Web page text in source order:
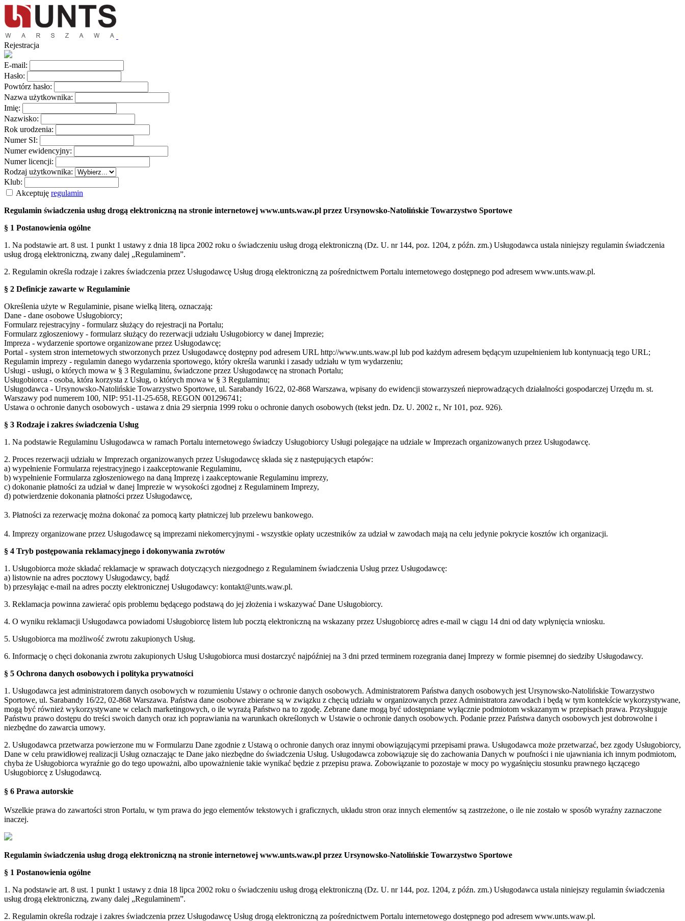
Rejestracja
E-mail:
Hasło:
Powtórz hasło:
Nazwa użytkownika:
Imię:
Nazwisko:
Rok urodzenia:
Numer SI:
Numer ewidencyjny:
Numer licencji:
Rodzaj użytkownika:
Klub:
Akceptuję regulamin
Regulamin świadczenia usług drogą elektroniczną na stronie internetowej www.unts.waw.pl przez Ursynowsko-Natolińskie Towarzystwo Sportowe
§ 1 Postanowienia ogólne
1. Na podstawie art. 8 ust. 1 punkt 1 ustawy z dnia 18 lipca 2002 roku o świadczeniu usług drogą elektroniczną (Dz. U. nr 144, poz. 1204, z późn. zm.) Usługodawca ustala niniejszy regulamin świadczenia
usług drogą elektroniczną, zwany dalej „Regulaminem”.
2. Regulamin określa rodzaje i zakres świadczenia przez Usługodawcę Usług drogą elektroniczną za pośrednictwem Portalu internetowego dostępnego pod adresem www.unts.waw.pl.
§ 2 Definicje zawarte w Regulaminie
Określenia użyte w Regulaminie, pisane wielką literą, oznaczają:
Dane - dane osobowe Usługobiorcy;
Formularz rejestracyjny - formularz służący do rejestracji na Portalu;
Formularz zgłoszeniowy - formularz służący do rezerwacji udziału Usługobiorcy w danej Imprezie;
Impreza - wydarzenie sportowe organizowane przez Usługodawcę;
Portal - system stron internetowych stworzonych przez Usługodawcę dostępny pod adresem URL http://www.unts.waw.pl lub pod każdym adresem będącym uzupełnieniem lub kontynuacją tego URL;
Regulamin imprezy - regulamin danego wydarzenia sportowego, który określa warunki i zasady udziału w tym wydarzeniu;
Usługi - usługi, o których mowa w § 3 Regulaminu, świadczone przez Usługodawcę na stronach Portalu;
Usługobiorca - osoba, która korzysta z Usług, o których mowa w § 3 Regulaminu;
Usługodawca - Ursynowsko-Natolińskie Towarzystwo Sportowe, ul. Sarabandy 16/22, 02-868 Warszawa, wpisany do ewidencji stowarzyszeń nieprowadzących działalności gospodarczej Urzędu m. st.
Warszawy pod numerem 100, NIP: 951-11-25-658, REGON 001296741;
Ustawa o ochronie danych osobowych - ustawa z dnia 29 sierpnia 1999 roku o ochronie danych osobowych (tekst jedn. Dz. U. 2002 r., Nr 101, poz. 926).
§ 3 Rodzaje i zakres świadczenia Usług
1. Na podstawie Regulaminu Usługodawca w ramach Portalu internetowego świadczy Usługobiorcy Usługi polegające na udziale w Imprezach organizowanych przez Usługodawcę.
2. Proces rezerwacji udziału w Imprezach organizowanych przez Usługodawcę składa się z następujących etapów:
a) wypełnienie Formularza rejestracyjnego i zaakceptowanie Regulaminu,
b) wypełnienie Formularza zgłoszeniowego na daną Imprezę i zaakceptowanie Regulaminu imprezy,
c) dokonanie płatności za udział w danej Imprezie w wysokości zgodnej z Regulaminem Imprezy,
d) potwierdzenie dokonania płatności przez Usługodawcę,
3. Płatności za rezerwację można dokonać za pomocą karty płatniczej lub przelewu bankowego.
4. Imprezy organizowane przez Usługodawcę są imprezami niekomercyjnymi - wszystkie opłaty uczestników za udział w zawodach mają na celu jedynie pokrycie kosztów ich organizacji.
§ 4 Tryb postępowania reklamacyjnego i dokonywania zwrotów
1. Usługobiorca może składać reklamacje w sprawach dotyczących niezgodnego z Regulaminem świadczenia Usług przez Usługodawcę:
a) listownie na adres pocztowy Usługodawcy, bądź
b) przesyłając e-mail na adres poczty elektronicznej Usługodawcy: kontakt@unts.waw.pl.
3. Reklamacja powinna zawierać opis problemu będącego podstawą do jej złożenia i wskazywać Dane Usługobiorcy.
4. O wyniku reklamacji Usługodawca powiadomi Usługobiorcę listem lub pocztą elektroniczną na wskazany przez Usługobiorcę adres e-mail w ciągu 14 dni od daty wpłynięcia wniosku.
5. Usługobiorca ma możliwość zwrotu zakupionych Usług.
6. Informację o chęci dokonania zwrotu zakupionych Usług Usługobiorca musi dostarczyć najpóźniej na 3 dni przed terminem rozegrania danej Imprezy w formie pisemnej do siedziby Usługodawcy.
§ 5 Ochrona danych osobowych i polityka prywatności
1. Usługodawca jest administratorem danych osobowych w rozumieniu Ustawy o ochronie danych osobowych. Administratorem Państwa danych osobowych jest Ursynowsko-Natolińskie Towarzystwo
Sportowe, ul. Sarabandy 16/22, 02-868 Warszawa. Państwa dane osobowe zbierane są w związku z chęcią udziału w organizowanych przez Administratora zawodach i będą w tym kontekście wykorzystywane,
mogą być również wykorzystywane w celach marketingowych, o ile wyrażą Państwo na to zgodę. Zebrane dane mogą być udostępniane wyłącznie podmiotom wskazanym w przepisach prawa. Przysługuje
Państwu prawo dostępu do treści swoich danych oraz ich poprawiania na warunkach określonych w Ustawie o ochronie danych osobowych. Podanie przez Państwa danych osobowych jest dobrowolne i
niezbędne do zawarcia umowy.
2. Usługodawca przetwarza powierzone mu w Formularzu Dane zgodnie z Ustawą o ochronie danych oraz innymi obowiązującymi przepisami prawa. Usługodawca może przetwarzać, bez zgody Usługobiorcy,
Dane w celu prawidłowej realizacji Usług oznaczając te Dane jako niezbędne do świadczenia Usług. Usługodawca zobowiązuje się do zachowania Danych w poufności i nie ujawniania ich innym podmiotom,
chyba że Usługobiorca wyraźnie go do tego upoważni, albo upoważnienie takie wynikać będzie z przepisu prawa. Zobowiązanie to pozostaje w mocy po wygaśnięciu stosunku prawnego łączącego
Usługobiorcę z Usługodawcą.
§ 6 Prawa autorskie
Wszelkie prawa do zawartości stron Portalu, w tym prawa do jego elementów tekstowych i graficznych, układu stron oraz innych elementów są zastrzeżone, o ile nie zostało w sposób wyraźny zaznaczone
inaczej.
Regulamin świadczenia usług drogą elektroniczną na stronie internetowej www.unts.waw.pl przez Ursynowsko-Natolińskie Towarzystwo Sportowe
§ 1 Postanowienia ogólne
1. Na podstawie art. 8 ust. 1 punkt 1 ustawy z dnia 18 lipca 2002 roku o świadczeniu usług drogą elektroniczną (Dz. U. nr 144, poz. 1204, z późn. zm.) Usługodawca ustala niniejszy regulamin świadczenia
usług drogą elektroniczną, zwany dalej „Regulaminem”.
2. Regulamin określa rodzaje i zakres świadczenia przez Usługodawcę Usług drogą elektroniczną za pośrednictwem Portalu internetowego dostępnego pod adresem www.unts.waw.pl.